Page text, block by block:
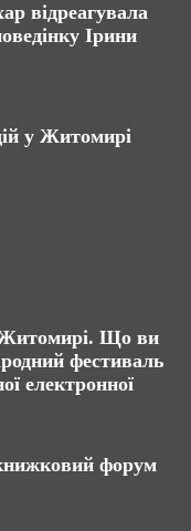
відреагувала
Ірини
у Житомирі
Що ви
фестиваль
електронної
форум